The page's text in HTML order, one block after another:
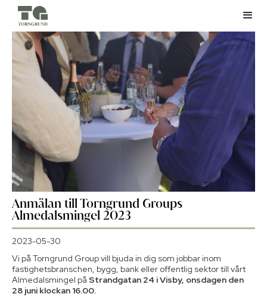
Anmälan till Torngrund Groups
Almedalsmingel 2023
2023-05-30
Vi på Torngrund Group vill bjuda in dig som jobbar inom
fastighetsbranschen, bygg, bank eller offentlig sektor till vårt
Almedalsmingel på Strandgatan 24 i Visby, onsdagen den
28 juni klockan 16.00.